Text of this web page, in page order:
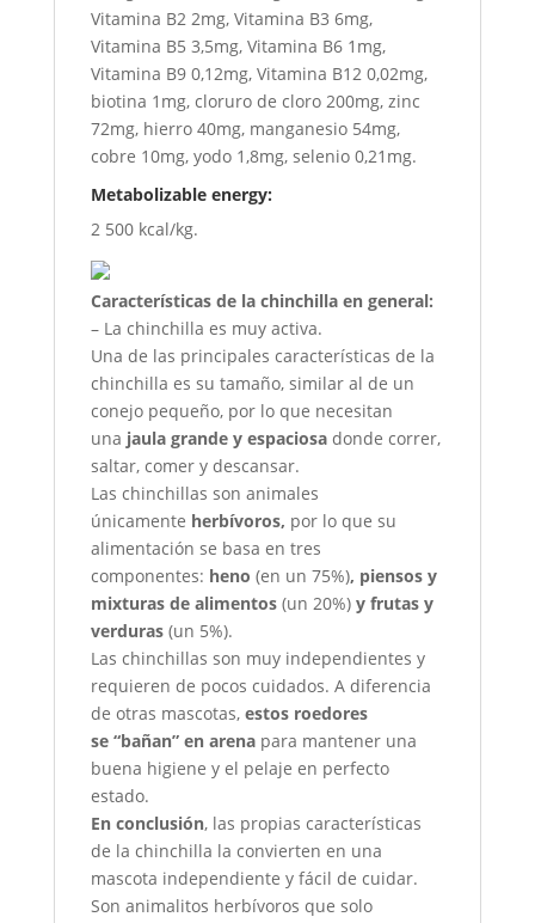
Vitamina B2 2mg, Vitamina B3 6mg,
Vitamina B5 3,5mg, Vitamina B6 1mg,
Vitamina B9 0,12mg, Vitamina B12 0,02mg,
biotina 1mg, cloruro de cloro 200mg, zinc
72mg, hierro 40mg, manganesio 54mg,
cobre 10mg, yodo 1,8mg, selenio 0,21mg.
Metabolizable energy:
2 500 kcal/kg.
Características de la chinchilla en general:
– La chinchilla es muy activa.
Una de las principales características de la
chinchilla es su tamaño, similar al de un
conejo pequeño, por lo que necesitan
una jaula grande y espaciosadonde correr,
saltar, comer y descansar.
Las chinchillas son animales
únicamente herbívoros, por lo que su
alimentación se basa en tres
componentes: heno (en un 75%), piensos y
mixturas de alimentos (un 20%)y frutas y
verduras (un 5%).
Las chinchillas son muy independientes y
requieren de pocos cuidados. A diferencia
de otras mascotas, estos roedores
se “bañan” en arenapara mantener una
buena higiene y el pelaje en perfecto
estado.
En conclusión, las propias características
de la chinchilla la convierten en una
mascota independiente y fácil de cuidar.
Son animalitos herbívoros que solo